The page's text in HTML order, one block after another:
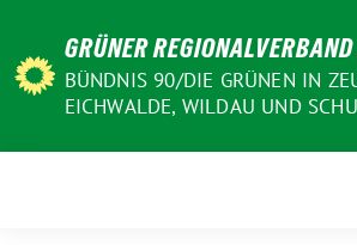
Inhalt
GRÜNER
BÜNDNIS 90/DIE GRÜNEN IN
EICHWALDE, WILDAU UND